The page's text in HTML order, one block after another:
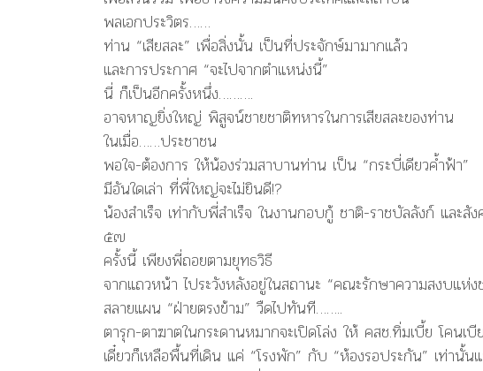
พลเอกประวิตร……
ท่าน “เสียสละ” เพื่อสิ่งนั้น เป็นที่ประจักษ์มามากแล้ว
และการประกาศ “จะไปจากตำแหน่งนี้”
นี่ ก็เป็นอีกครั้งหนึ่ง……….
อาจหาญยิ่งใหญ่ พิสูจน์ชายชาติทหารในการเสียสละของท่าน
ในเมื่อ……ประชาชน
พอใจ-ต้องการ ให้น้องร่วมสาบานท่าน เป็น “กระบี่เดียวค้ำฟ้า”
มีอันใดเล่า ที่พี่ใหญ่จะไม่ยินดี!?
น้องสำเร็จ เท่ากับพี่สำเร็จ ในงานกอบกู้ ชาติ-ราชบัลลังก์ แล
๕๗
ครั้งนี้ เพียงพี่ถอยตามยุทธวิธี
จากแถวหน้า ไประวังหลังอยู่ในสถานะ “คณะรักษาความสงบแห่ง
สลายแผน “ฝ่ายตรงข้าม” วืดไปทันที……..
ตารุก-ตาฆาตในกระดานหมากจะเปิดโล่ง ให้ คสช.ทิ่มเบี้ย โคนเ
เดี๋ยวก็เหลือพื้นที่เดิน แค่ “โรงพัก” กับ “ห้องรอประกัน” เท่านั้น